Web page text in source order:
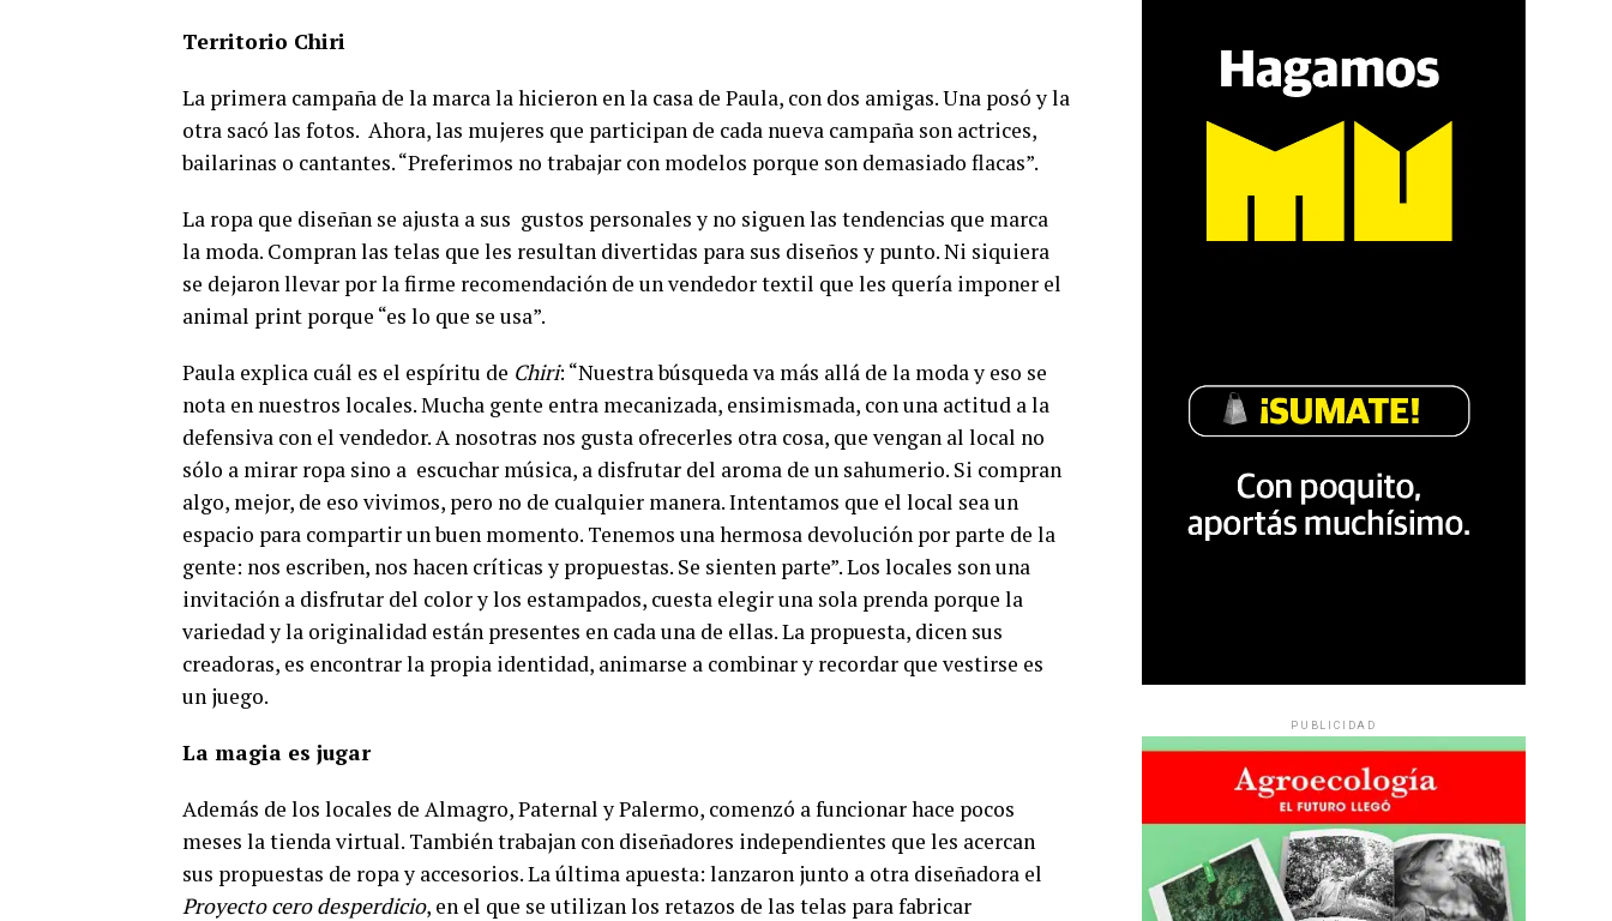
Territorio Chiri
La primera campaña de la marca la hicieron en la casa de Paula, con dos amigas. Una posó y la
otra sacó las fotos. Ahora, las mujeres que participan de cada nueva campaña son actrices,
bailarinas o cantantes. “Preferimos no trabajar con modelos porque son demasiado flacas”.
La ropa que diseñan se ajusta a sus gustos personales y no siguen las tendencias que marca
la moda. Compran las telas que les resultan divertidas para sus diseños y punto. Ni siquiera
se dejaron llevar por la firme recomendación de un vendedor textil que les quería imponer el
animal print porque “es lo que se usa”.
Paula explica cuál es el espíritu de Chiri: “Nuestra búsqueda va más allá de la moda y eso se
nota en nuestros locales. Mucha gente entra mecanizada, ensimismada, con una actitud a la
defensiva con el vendedor. A nosotras nos gusta ofrecerles otra cosa, que vengan al local no
sólo a mirar ropa sino a escuchar música, a disfrutar del aroma de un sahumerio. Si compran
algo, mejor, de eso vivimos, pero no de cualquier manera. Intentamos que el local sea un
espacio para compartir un buen momento. Tenemos una hermosa devolución por parte de la
gente: nos escriben, nos hacen críticas y propuestas. Se sienten parte”. Los locales son una
invitación a disfrutar del color y los estampados, cuesta elegir una sola prenda porque la
variedad y la originalidad están presentes en cada una de ellas. La propuesta, dicen sus
creadoras, es encontrar la propia identidad, animarse a combinar y recordar que vestirse es
un juego.
La magia es jugar
Además de los locales de Almagro, Paternal y Palermo, comenzó a funcionar hace pocos
meses la tienda virtual. También trabajan con diseñadores independientes que les acercan
sus propuestas de ropa y accesorios. La última apuesta: lanzaron junto a otra diseñadora el
Proyecto cero desperdicio, en el que se utilizan los retazos de las telas para fabricar
PUBLICIDAD